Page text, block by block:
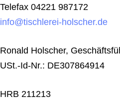
Telefax 04221 987172
info@tischlerei-holscher.de
Ronald Holscher,
USt.-Id-Nr.: DE307864914
HRB 211213